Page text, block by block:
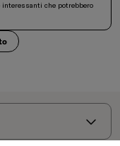
che potrebbero